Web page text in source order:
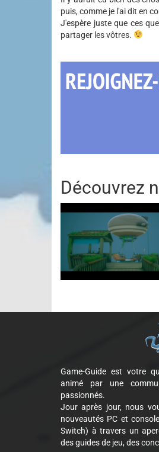
puis, comme je l'ai dit en
J'espère juste que ces
partager les vôtres.
Découvrez
Game-Guide est votre
animé par une
passionnés.
Jour après jour, nous
nouveautés PC et
Switch) à travers un
des guides de jeu, des